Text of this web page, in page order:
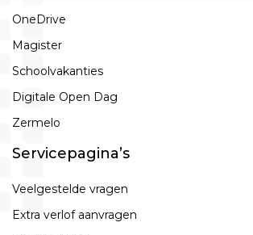
OneDrive
Magister
Schoolvakanties
Digitale Open Dag
Zermelo
Servicepagina’s
Veelgestelde vragen
Extra verlof aanvragen